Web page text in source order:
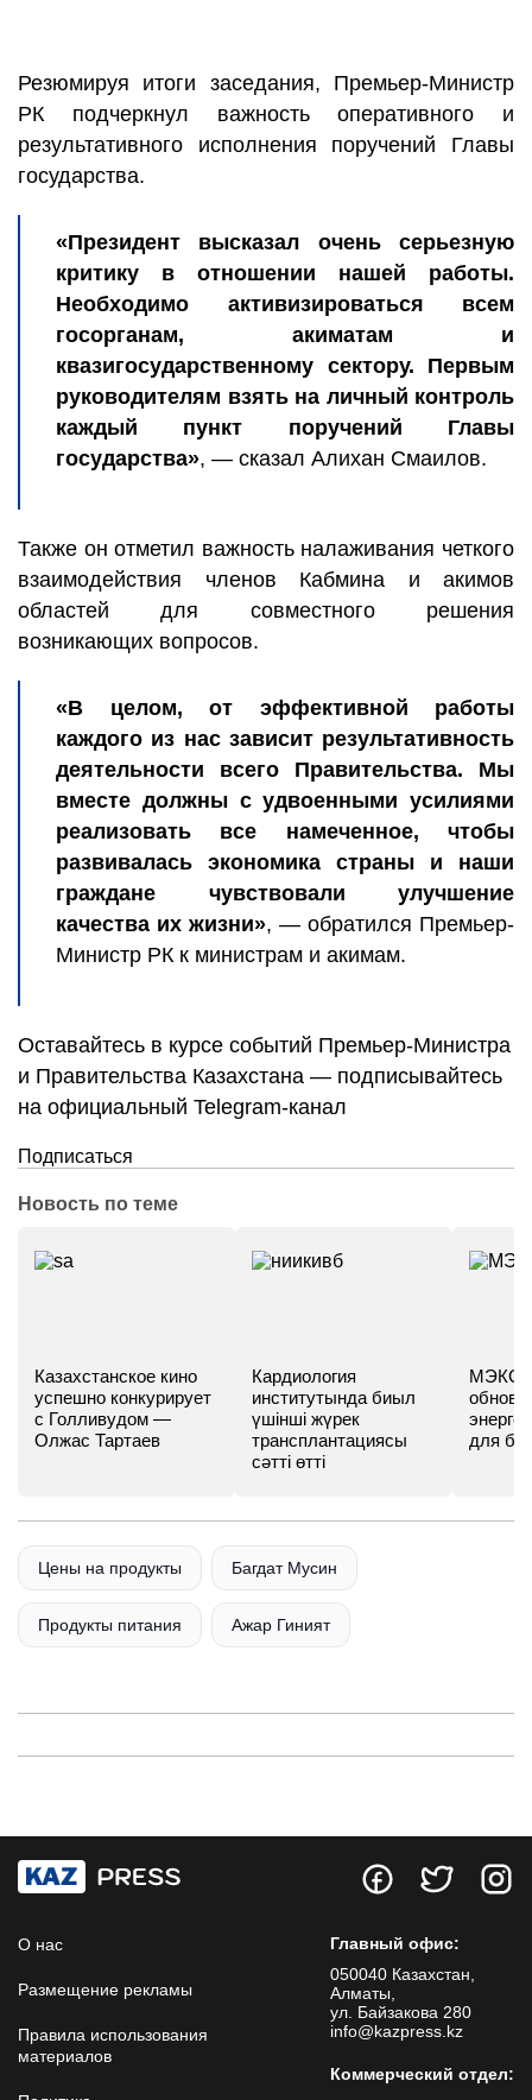
Резюмируя итоги заседания, Премьер-Министр
РК подчеркнул важность оперативного и
результативного исполнения поручений Главы
государства.
«Президент высказал очень серьезную
критику в отношении нашей работы.
Необходимо активизироваться всем
госорганам, акиматам и
квазигосударственному сектору. Первым
руководителям взять на личный контроль
каждый пункт поручений Главы
государства», — сказал Алихан Смаилов.
Также он отметил важность налаживания четкого
взаимодействия членов Кабмина и акимов
областей для совместного решения
возникающих вопросов.
«В целом, от эффективной работы
каждого из нас зависит результативность
деятельности всего Правительства. Мы
вместе должны с удвоенными усилиями
реализовать все намеченное, чтобы
развивалась экономика страны и наши
граждане чувствовали улучшение
качества их жизни», — обратился Премьер-
Министр РК к министрам и акимам.
Оставайтесь в курсе событий Премьер-Министра
и Правительства Казахстана — подписывайтесь
на официальный Telegram-канал
Подписаться
Новость по теме
Казахстанское кино
успешно конкурирует
с Голливудом —
Олжас Тартаев
Кардиология
институтында биыл
үшінші жүрек
трансплантациясы
сәтті өтті
МЭКС -
для
Цены на продукты Багдат Мусин
Продукты питания Ажар Гиният
О нас
Размещение рекламы
Правила использования
материалов
Главный офис:
050040 Казахстан,
Алматы,
ул. Байзакова 280
info@kazpress.kz
Коммерческий отдел: